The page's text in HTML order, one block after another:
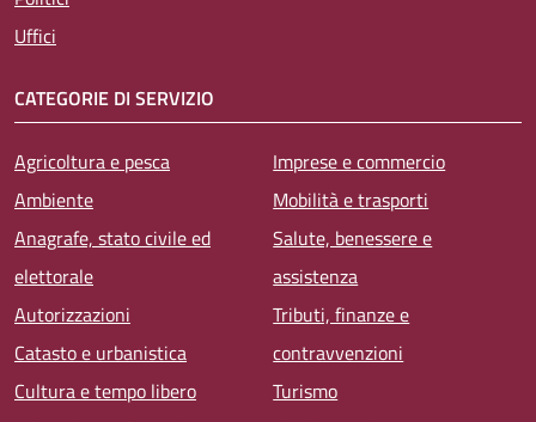
Uffici
CATEGORIE DI SERVIZIO
Agricoltura e pesca
Ambiente
Anagrafe, stato civile ed
elettorale
Autorizzazioni
Catasto e urbanistica
Cultura e tempo libero
Imprese e commercio
Mobilità e trasporti
Salute, benessere e
assistenza
Tributi, finanze e
contravvenzioni
Turismo